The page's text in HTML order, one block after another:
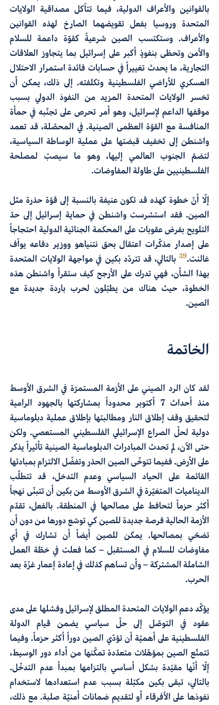
بالقوانين والأعراف الدولية، فيما تتآكل مصداقية الولايات
المتحدة وروسيا بفعل تقويضهما الصارخ لهذه القوانين
والأعراف. وستكتسب الصين شرعيةً كقوّة داعمة للسلام
والأمن وتحظى بنفوذٍ أكبر على إسرائيل بما يتجاوز العلاقات
التجارية، ما يحدث تغييراً في حسابات فائدة استمرار الاحتلال
العسكري للأراضي الفلسطينية وتكلفته. إلى ذلك، يمكن أن
تخسر الولايات المتحدة المزيد من النفوذ الدولي بسبب
موقفها الداعم لإسرائيل، وهو أمر تحرص على تجنّبه في حمأة
المنافسة مع القوّة العظمى الصينية. في المحصّلة، قد تعمد
واشنطن إلى تخفيف قبضتها على عملية الوساطة السياسية،
لتضمّ الجنوب العالمي إليها، وهو ما سيصبّ لمصلحة
الفلسطينيين على طاولة المفاوضات.
إلّا أنّ خطوة كهذه قد تكون عنيفة بالنسبة إلى قوّة حذرة مثل
الصين. فقد استشرست واشنطن في حماية إسرائيل إلى حدّ
التلويح بفرض عقوبات على المحكمة الجنائية الدولية احتجاجاً
على إصدار مذكّرات اعتقال بحق نتنياهو ووزير دفاعه يوآف
غالنت.39 بالتالي، قد تتردّد بكين في مواجهة الولايات المتحدة
بهذا الشأن، فهي تدرك على الأرجح كيف ستقرأ واشنطن هذه
الخطوة، حيث هناك من يطبّلون لحرب باردة جديدة مع
الصين.
الخاتمة
لقد كان الرد الصيني على الأزمة المستمرّة في الشرق الأوسط
منذ أحداث 7 أكتوبر محدوداً بمشاركتها بالجهود الرامية
لتحقيق وقف إطلاق النار ومطالبتها بإطلاق عملية دبلوماسية
دولية لحلّ الصراع الإسرائيلي الفلسطيني المستعصي. ولكن
حتى الآن، لم تحدث المبادرات الدبلوماسية الصينية تأثيراً يذكر
على الأرض. ففيما تتوخّى الصين الحذر وتفضّل الالتزام بمبادئها
القائمة على الحياد السياسي وعدم التدخل، قد تتطلّب
الديناميات المتغيّرة في الشرق الأوسط من بكين أن تتبنّى نهجاً
أكثر حزماً لتحافط على مصالحها في المنطقة. بالفعل، تقدّم
الأزمة الحالية فرصة جديدة للصين كي توسّع دورها من دون أن
تضحّي بمصالحها. يمكن للصين أيضاً أن تشارك في أي
مفاوضات للسلام في المستقبل – كما فعلت في خطّة العمل
الشاملة المشتركة – وأن تساهم كذلك في إعادة إعمار غزّة بعد
الحرب.
يؤكّد دعم الولايات المتحدة المطلق لإسرائيل وفشلها على مدى
عقود في التوصّل إلى حلّ سياسي يضمن قيام الدولة
الفلسطينية على أهميّة أن تؤدّي الصين دوراً أكثر حزماً. وفيما
تتمتّع الصين بمؤهّلات متعدّدة تمكّنها من أداء دور الوسيط،
إلّا أنّها مقيّدة بشكل أساسي بالتزامها بمبدأ عدم التدخّل.
بالتالي، تبقى بكين مكبّلة بسبب عدم استعدادها لاستخدام
نفوذها على الأفرقاء أو لتقديم ضمانات أمنيّة صلبة. مع ذلك،